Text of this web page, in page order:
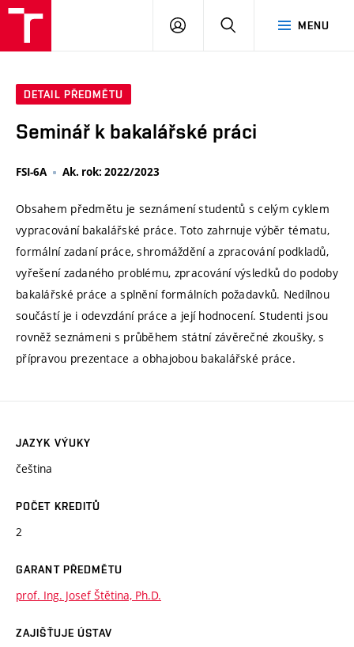
MENU
PŘIHLÁSIT
DETAIL PŘEDMĚTU
Seminář k bakalářské práci
FSI-6A Ak. rok: 2022/2023
Obsahem předmětu je seznámení studentů s celým cyklem
vypracování bakalářské práce. Toto zahrnuje výběr tématu,
formální zadaní práce, shromáždění a zpracování podkladů,
vyřešení zadaného problému, zpracování výsledků do podoby
bakalářské práce a splnění formálních požadavků. Nedílnou
součástí je i odevzdání práce a její hodnocení. Studenti jsou
rovněž seznámeni s průběhem státní závěrečné zkoušky, s
přípravou prezentace a obhajobou bakalářské práce.
JAZYK VÝUKY
čeština
POČET KREDITŮ
2
GARANT PŘEDMĚTU
prof. Ing. Josef Štětina, Ph.D.
ZAJIŠŤUJE ÚSTAV